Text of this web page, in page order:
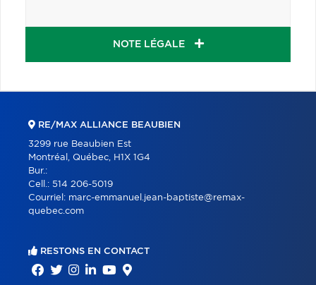
NOTE LÉGALE
RE/MAX ALLIANCE BEAUBIEN
3299 rue Beaubien Est
Montréal, Québec, H1X 1G4
Bur.:
Cell.: 514 206-5019
Courriel: marc-emmanuel.jean-baptiste@remax-
quebec.com
RESTONS EN CONTACT